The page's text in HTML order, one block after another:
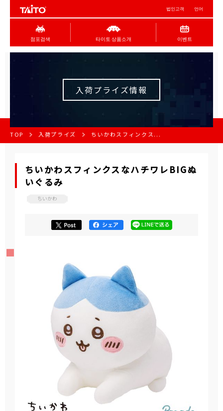
법인고객 언어
점포검색 타이토 상품소개 이벤트
入荷プライズ情報
TOP 入荷プライズ ちいかわスフィンクス...
ちいかわスフィンクスなハチワレBIGぬ
いぐるみ
ちいかわ